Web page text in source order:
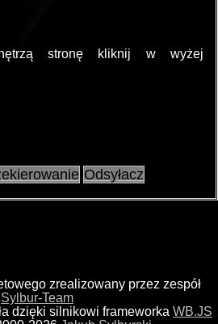
stronę kliknij w wyżej
Odsyłacz
zrealizowany przez zespół
Sylbur-Team
dzięki silnikowi frameworka WB.JS